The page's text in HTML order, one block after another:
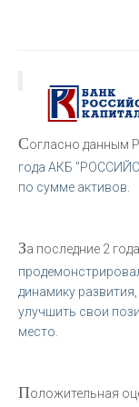
Согласно данным
года АКБ
по сумме активов.
За последние 2
динамику
улучшить свои
место.
Положительная